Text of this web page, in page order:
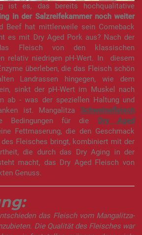
ist es, das bereits hochqualitative
in der Salzreifekammer noch weiter
Beef hat mittlerweile sein Comeback
es mit Dry Aged Pork aus? Nach der
Fleisch von den klassischen
relativ niedrigen pH-Wert. In diesem
überleben, die das Fleisch schön
Landrassen hingegen, wie dem
sinkt der pH-Wert im Muskel nach
ab - was der speziellen Haltung und
ist. Mangalitza Schweinefleisch
Bedingungen für die
Dry Aged
Fettmaserung, die den Geschmack
Fleisches bringt, kombiniert mit der
die durch das Dry Aging in der
macht, das Dry Aged Fleisch von
Genuss.
das Fleisch vom Mangalitza-
Die Qualität des Fleisches war